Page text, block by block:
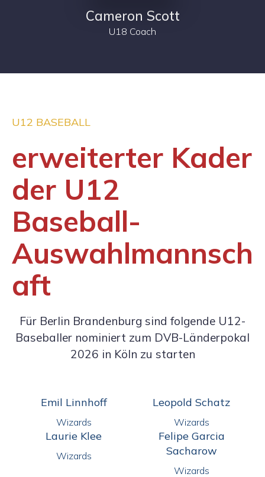
Cameron Scott
U18 Coach
U12 BASEBALL
erweiterter Kader
der U12
Baseball-
Auswahlmannsch
aft
Für Berlin Brandenburg sind folgende U12-
Baseballer nominiert zum DVB-Länderpokal
2026 in Köln zu starten
Emil Linnhoff
Wizards
Leopold Schatz
Wizards
Laurie Klee
Wizards
Felipe Garcia
Sacharow
Wizards